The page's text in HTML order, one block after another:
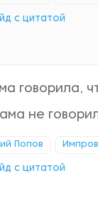
с цитатой
говорила,
не
Попов
с цитатой